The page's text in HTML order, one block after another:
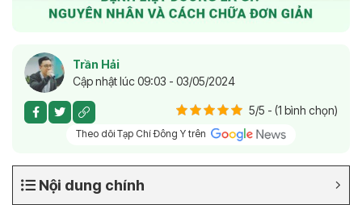
Trần Hải
Cập nhật lúc 09:03 - 03/05/2024
5/5 - (1 bình chọn)
Theo dõi Tạp Chí Đông Y trên
Nội dung chính